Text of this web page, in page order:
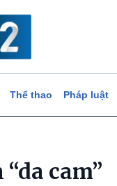
Thể thao Pháp luật
cam”